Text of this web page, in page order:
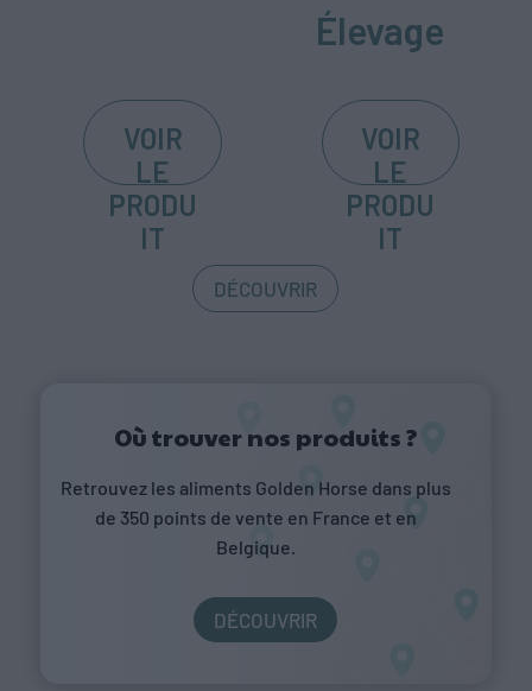
VOIR
LE
PRODU
IT
Élevage
VOIR
LE
PRODU
IT
DÉCOUVRIR
Où trouver nos produits ?
Retrouvez les aliments Golden Horse dans plus
de 350 points de vente en France et en
Belgique.
DÉCOUVRIR